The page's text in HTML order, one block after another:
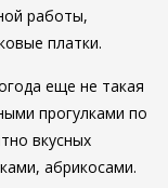
работы,
платки.
еще не такая
прогулками по
вкусных
абрикосами.